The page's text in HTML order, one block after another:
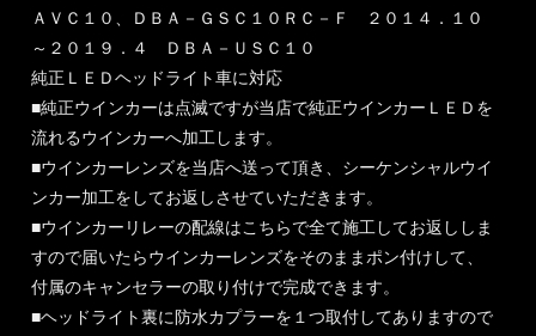
ＡＶＣ１０、ＤＢＡ－ＧＳＣ１０ＲＣ－Ｆ ２０１４．１０
～２０１９．４ ＤＢＡ－ＵＳＣ１０
純正ＬＥＤヘッドライト車に対応
■純正ウインカーは点滅ですが当店で純正ウインカーＬＥＤを
流れるウインカーへ加工します。
■ウインカーレンズを当店へ送って頂き、シーケンシャルウイ
ンカー加工をしてお返しさせていただきます。
■ウインカーリレーの配線はこちらで全て施工してお返ししま
すので届いたらウインカーレンズをそのままポン付けして、
付属のキャンセラーの取り付けで完成できます。
■ヘッドライト裏に防水カプラーを１つ取付してありますので